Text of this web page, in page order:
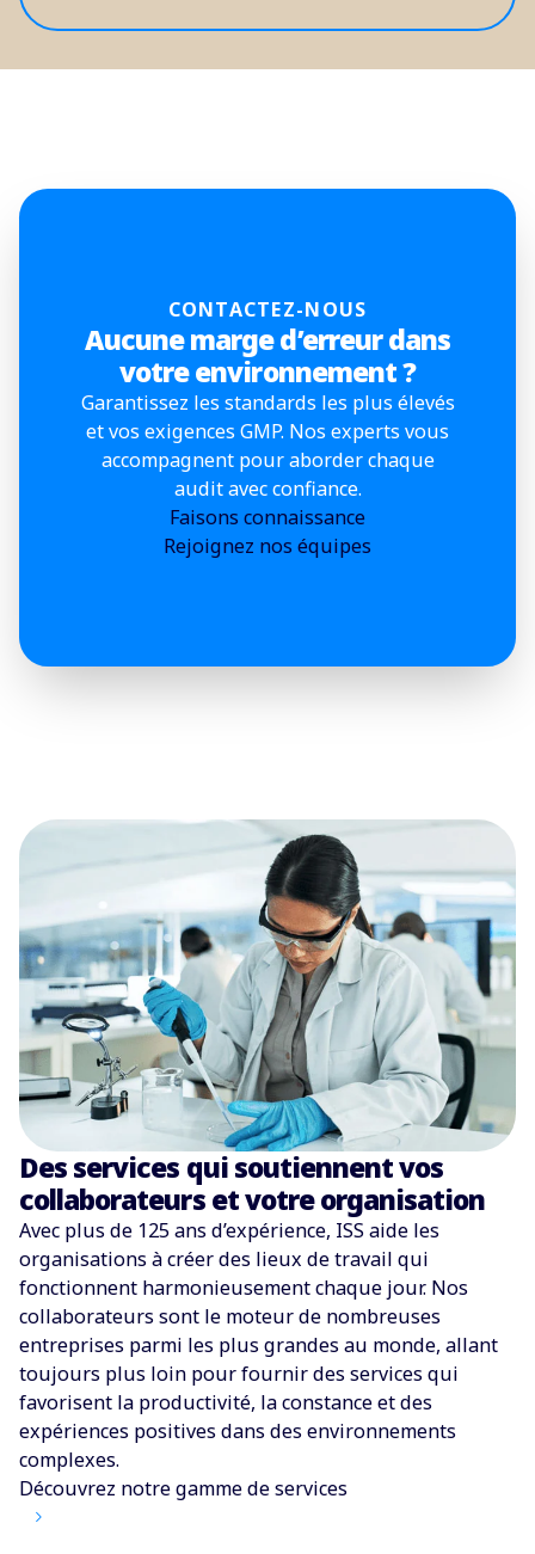
CONTACTEZ-NOUS
Aucune marge d’erreur dans
votre environnement ?
Garantissez les standards les plus élevés
et vos exigences GMP. Nos experts vous
accompagnent pour aborder chaque
audit avec confiance.
Faisons connaissance
Rejoignez nos équipes
Des services qui soutiennent vos
collaborateurs et votre organisation
Avec plus de 125 ans d’expérience, ISS aide les
organisations à créer des lieux de travail qui
fonctionnent harmonieusement chaque jour. Nos
collaborateurs sont le moteur de nombreuses
entreprises parmi les plus grandes au monde, allant
toujours plus loin pour fournir des services qui
favorisent la productivité, la constance et des
expériences positives dans des environnements
complexes.
Découvrez notre gamme de services